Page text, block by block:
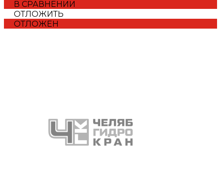
В СРАВНЕНИИ
ОТЛОЖИТЬ
ОТЛОЖЕН